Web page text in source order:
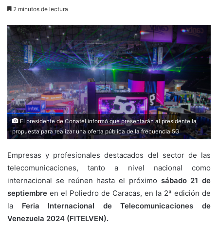
2 minutos de lectura
El presidente de Conatel informó que presentarán al presidente la
propuesta para realizar una oferta pública de la frecuencia 5G
Empresas y profesionales destacados del sector de las
telecomunicaciones, tanto a nivel nacional como
internacional se reúnen hasta el próximo sábado 21 de
septiembre en el Poliedro de Caracas, en la 2ª edición de
la Feria Internacional de Telecomunicaciones de
Venezuela 2024 (FITELVEN).